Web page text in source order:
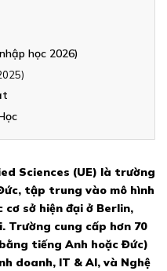
học 2026)
Sciences (UE) là trường
tập trung vào mô hình
sở hiện đại ở Berlin,
Trường cung cấp hơn 70
tiếng Anh hoặc Đức)
doanh, IT & AI, và Nghệ